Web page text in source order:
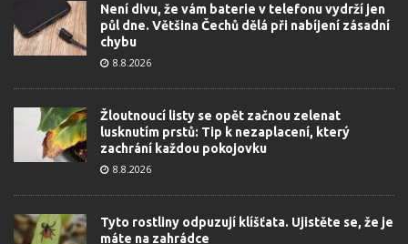
Není divu, že vám baterie v telefonu vydrží jen
půl dne. Většina Čechů dělá při nabíjení zásadní
chybu
8.8.2026
Žloutnoucí listy se opět začnou zelenat
lusknutím prstů: Tip k nezaplacení, který
zachrání každou pokojovku
8.8.2026
Tyto rostliny odpuzují klíšťata. Ujistěte se, že je
máte na zahrádce